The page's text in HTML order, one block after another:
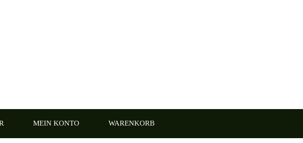
MEIN KONTO WARENKORB